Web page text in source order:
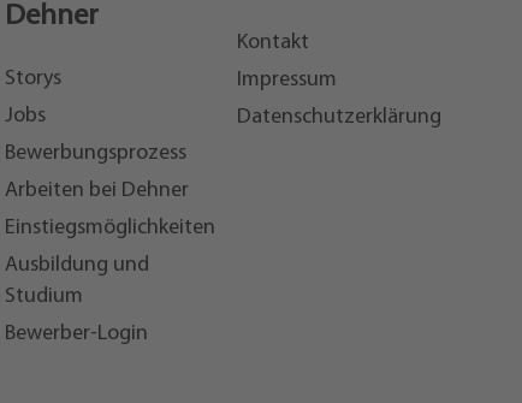
Dehner
Storys
Jobs
Bewerbungsprozess
Arbeiten bei Dehner
Einstiegsmöglichkeiten
Ausbildung und
Studium
Bewerber-Login
Kontakt
Impressum
Datenschutzerklärung